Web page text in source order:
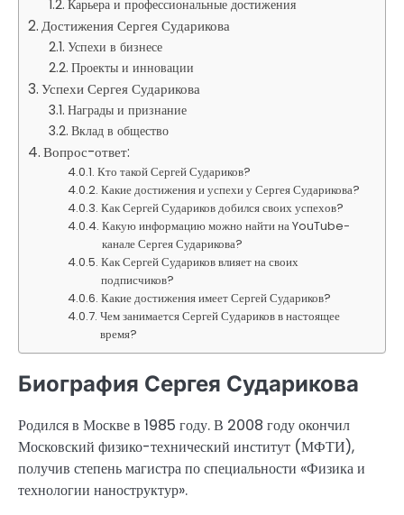
Карьера и профессиональные достижения
Достижения Сергея Сударикова
Успехи в бизнесе
Проекты и инновации
Успехи Сергея Сударикова
Награды и признание
Вклад в общество
Вопрос-ответ:
Кто такой Сергей Судариков?
Какие достижения и успехи у Сергея Сударикова?
Как Сергей Судариков добился своих успехов?
Какую информацию можно найти на YouTube-
канале Сергея Сударикова?
Как Сергей Судариков влияет на своих
подписчиков?
Какие достижения имеет Сергей Судариков?
Чем занимается Сергей Судариков в настоящее
время?
Биография Сергея Сударикова
Родился в Москве в 1985 году. В 2008 году окончил
Московский физико-технический институт (МФТИ),
получив степень магистра по специальности «Физика и
технологии наноструктур».